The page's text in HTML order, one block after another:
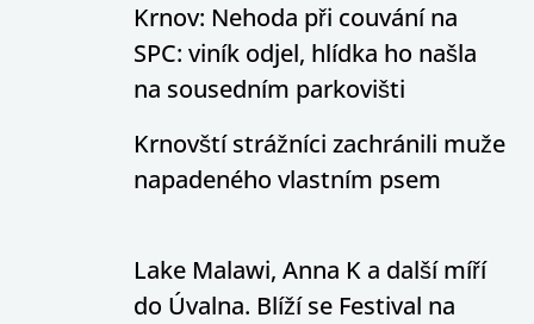
Krnov: Nehoda při couvání na
SPC: viník odjel, hlídka ho našla
na sousedním parkovišti
Krnovští strážníci zachránili muže
napadeného vlastním psem
Lake Malawi, Anna K a další míří
do Úvalna. Blíží se Festival na